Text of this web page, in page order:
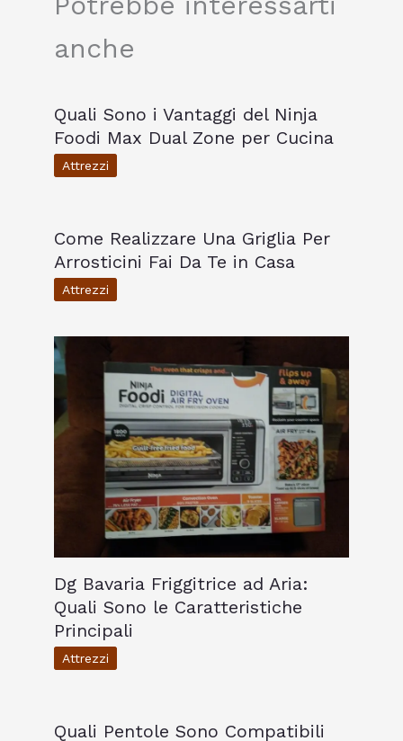
anche
Quali Sono i Vantaggi del Ninja
Foodi Max Dual Zone per Cucina
Attrezzi
Come Realizzare Una Griglia Per
Arrosticini Fai Da Te in Casa
Attrezzi
Dg Bavaria Friggitrice ad Aria:
Quali Sono le Caratteristiche
Principali
Attrezzi
Quali Pentole Sono Compatibili